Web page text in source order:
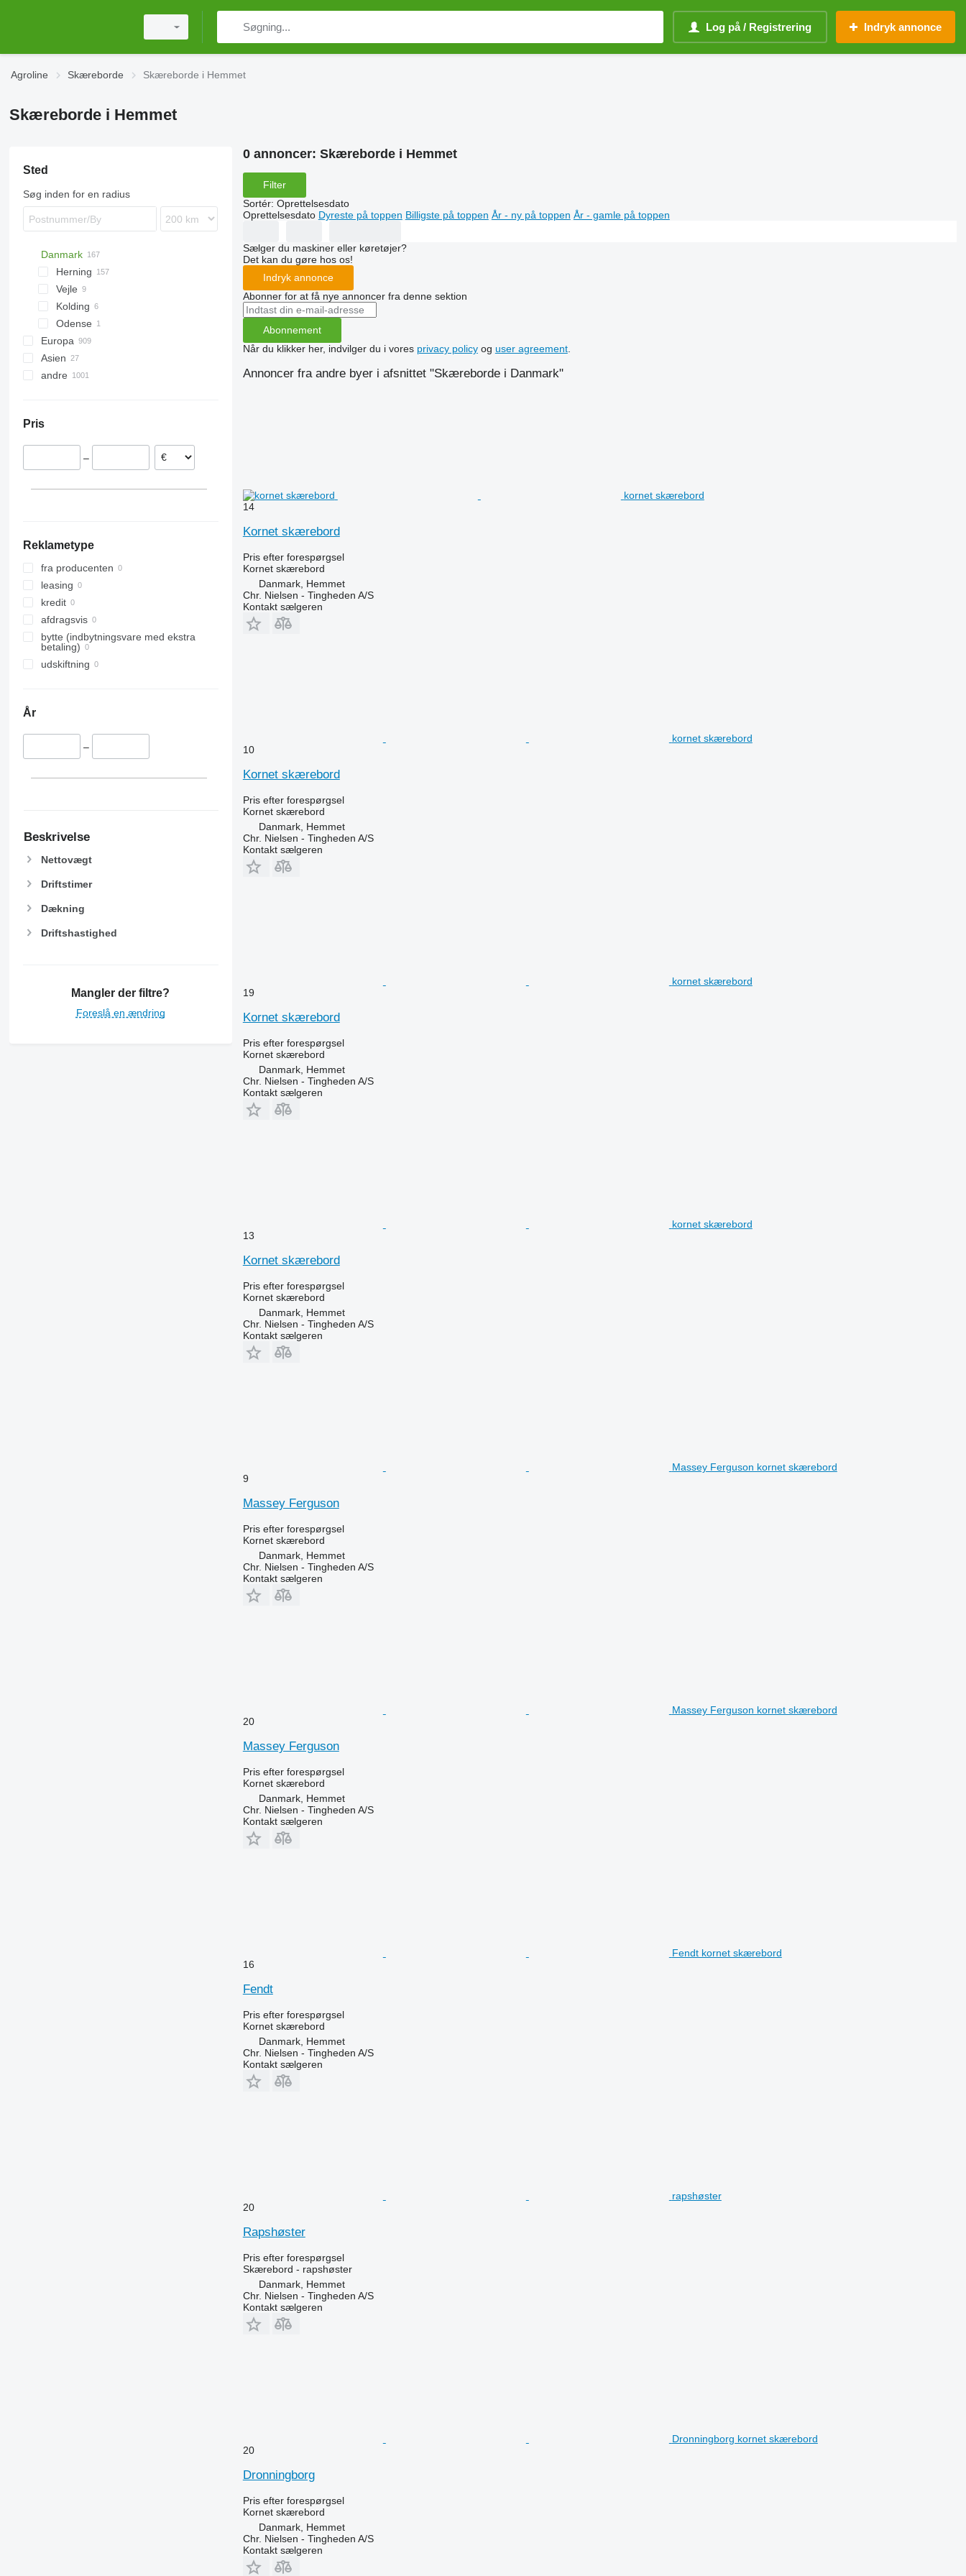
Log på / Registrering Indryk annonce
Agroline Skæreborde Skæreborde i Hemmet
Skæreborde i Hemmet
Sted
Søg inden for en radius
Danmark
Herning
Vejle
Kolding
Odense
Europa
Tyskland
Polen
Ungarn
Frankrig
Asien
Tyrkiet
andre
Pris
–
Reklametype
fra producenten
leasing
kredit
afdragsvis
bytte (indbytningsvare med ekstra
betaling)
udskiftning
År
–
Beskrivelse
Nettovægt
Driftstimer
Dækning
Driftshastighed
Mangler der filtre?
Foreslå en ændring
0 annoncer: Skæreborde i Hemmet
Filter
Sortér: Oprettelsesdato
Oprettelsesdato Dyreste på toppen Billigste på toppen År - ny på toppen År - gamle på toppen
Sælger du maskiner eller køretøjer?
Det kan du gøre hos os!
Indryk annonce
Abonner for at få nye annoncer fra denne sektion
Abonnement
Når du klikker her, indvilger du i vores privacy policyog user agreement.
Annoncer fra andre byer i afsnittet "Skæreborde i Danmark"
kornet skærebord
14
Kornet skærebord
Pris efter forespørgsel
Kornet skærebord
Danmark, Hemmet
Chr. Nielsen - Tingheden A/S
Kontakt sælgeren
kornet skærebord
10
Kornet skærebord
Pris efter forespørgsel
Kornet skærebord
Danmark, Hemmet
Chr. Nielsen - Tingheden A/S
Kontakt sælgeren
kornet skærebord
19
Kornet skærebord
Pris efter forespørgsel
Kornet skærebord
Danmark, Hemmet
Chr. Nielsen - Tingheden A/S
Kontakt sælgeren
kornet skærebord
13
Kornet skærebord
Pris efter forespørgsel
Kornet skærebord
Danmark, Hemmet
Chr. Nielsen - Tingheden A/S
Kontakt sælgeren
Massey Ferguson kornet skærebord
9
Massey Ferguson
Pris efter forespørgsel
Kornet skærebord
Danmark, Hemmet
Chr. Nielsen - Tingheden A/S
Kontakt sælgeren
Massey Ferguson kornet skærebord
20
Massey Ferguson
Pris efter forespørgsel
Kornet skærebord
Danmark, Hemmet
Chr. Nielsen - Tingheden A/S
Kontakt sælgeren
Fendt kornet skærebord
16
Fendt
Pris efter forespørgsel
Kornet skærebord
Danmark, Hemmet
Chr. Nielsen - Tingheden A/S
Kontakt sælgeren
rapshøster
20
Rapshøster
Pris efter forespørgsel
Skærebord - rapshøster
Danmark, Hemmet
Chr. Nielsen - Tingheden A/S
Kontakt sælgeren
Dronningborg kornet skærebord
20
Dronningborg
Pris efter forespørgsel
Kornet skærebord
Danmark, Hemmet
Chr. Nielsen - Tingheden A/S
Kontakt sælgeren